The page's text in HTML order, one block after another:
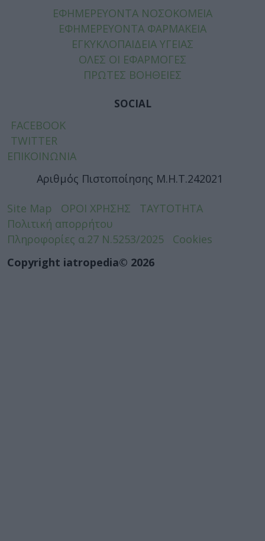
ΕΦΗΜΕΡΕΥΟΝΤΑ ΝΟΣΟΚΟΜΕΙΑ
ΕΦΗΜΕΡΕΥΟΝΤΑ ΦΑΡΜΑΚΕΙΑ
ΕΓΚΥΚΛΟΠΑΙΔΕΙΑ ΥΓΕΙΑΣ
ΟΛΕΣ ΟΙ ΕΦΑΡΜΟΓΕΣ
ΠΡΩΤΕΣ ΒΟΗΘΕΙΕΣ
SOCIAL
FACEBOOK
TWITTER
ΕΠΙΚΟΙΝΩΝΙΑ
Αριθμός Πιστοποίησης Μ.Η.Τ.242021
Site Map ΟΡΟΙ ΧΡΗΣΗΣ
ΤΑΥΤΟΤΗΤΑ
Πολιτική απορρήτου
Πληροφορίες α.27 Ν.5253/2025
Cookies
Copyright iatropedia© 2026